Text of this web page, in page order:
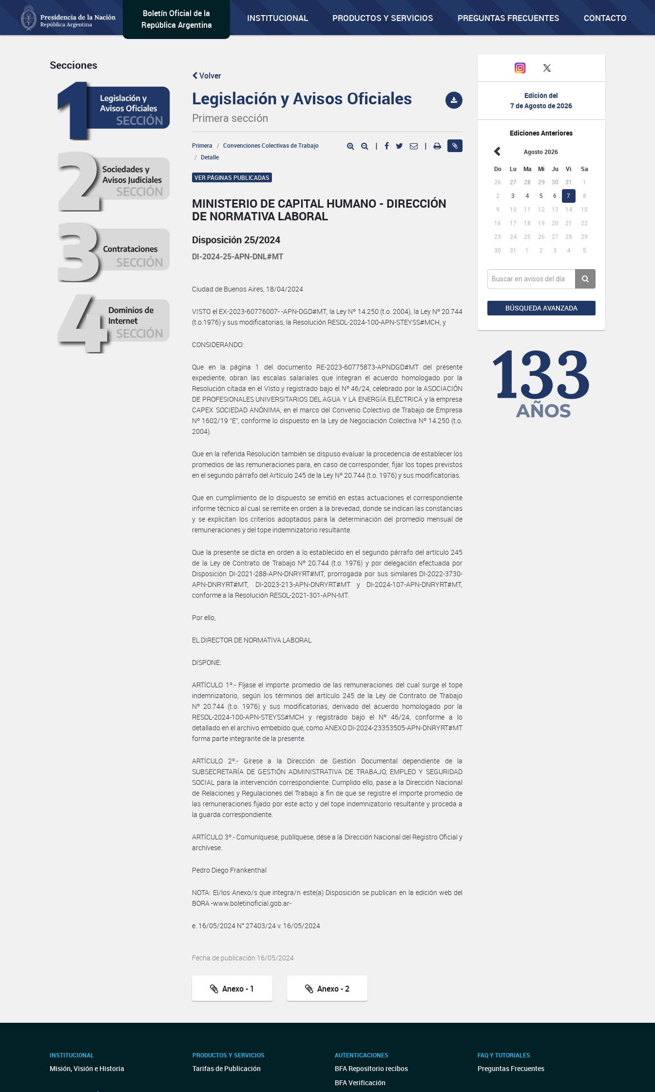
Boletín Oficial de la
República Argentina
INSTITUCIONAL PRODUCTOS Y SERVICIOS PREGUNTAS FRECUENTES CONTACTO
Edición del
7 de Agosto de 2026
Ediciones Anteriores
Agosto 2026
Do Lu Ma Mi Ju Vi Sa
26 27 28 29 30 31
1
2
3 4 5 6 7
8
9
10 11 12 13 14
15
16
17 18 19 20 21
22
23
24 25 26 27 28
29
30
31 1 2 3 4 5
BÚSQUEDA AVANZADA
Secciones
Volver
Legislación y Avisos Oficiales
Primera sección
Primera
Convenciones Colectivas de Trabajo
Detalle
| |
VER PÁGINAS PUBLICADAS
MINISTERIO DE CAPITAL HUMANO - DIRECCIÓN
DE NORMATIVA LABORAL
Disposición 25/2024
DI-2024-25-APN-DNL#MT
Ciudad de Buenos Aires, 18/04/2024
VISTO el EX-2023-60776007- -APN-DGD#MT, la Ley Nº 14.250 (t.o. 2004), la Ley Nº 20.744
(t.o.1976) y sus modificatorias, la Resolución RESOL-2024-100-APN-STEYSS#MCH, y
CONSIDERANDO:
Que en la página 1 del documento RE-2023-60775873-APNDGD#MT del presente
expediente, obran las escalas salariales que integran el acuerdo homologado por la
Resolución citada en el Visto y registrado bajo el Nº 46/24, celebrado por la ASOCIACIÓN
DE PROFESIONALES UNIVERSITARIOS DEL AGUA Y LA ENERGÍA ELÉCTRICA y la empresa
CAPEX SOCIEDAD ANÓNIMA, en el marco del Convenio Colectivo de Trabajo de Empresa
Nº 1602/19 “E”, conforme lo dispuesto en la Ley de Negociación Colectiva Nº 14.250 (t.o.
2004).
Que en la referida Resolución también se dispuso evaluar la procedencia de establecer los
promedios de las remuneraciones para, en caso de corresponder, fijar los topes previstos
en el segundo párrafo del Artículo 245 de la Ley Nº 20.744 (t.o. 1976) y sus modificatorias.
Que en cumplimiento de lo dispuesto se emitió en estas actuaciones el correspondiente
informe técnico al cual se remite en orden a la brevedad, donde se indican las constancias
y se explicitan los criterios adoptados para la determinación del promedio mensual de
remuneraciones y del tope indemnizatorio resultante.
Que la presente se dicta en orden a lo establecido en el segundo párrafo del artículo 245
de la Ley de Contrato de Trabajo Nº 20.744 (t.o. 1976) y por delegación efectuada por
Disposición DI-2021-288-APN-DNRYRT#MT, prorrogada por sus similares DI-2022-3730-
APN-DNRYRT#MT, DI-2023-213-APN-DNRYRT#MT y DI-2024-107-APN-DNRYRT#MT,
conforme a la Resolución RESOL-2021-301-APN-MT.
Por ello,
EL DIRECTOR DE NORMATIVA LABORAL
DISPONE:
ARTÍCULO 1º.- Fíjase el importe promedio de las remuneraciones del cual surge el tope
indemnizatorio, según los términos del artículo 245 de la Ley de Contrato de Trabajo
Nº 20.744 (t.o. 1976) y sus modificatorias, derivado del acuerdo homologado por la
RESOL-2024-100-APN-STEYSS#MCH y registrado bajo el Nº 46/24, conforme a lo
detallado en el archivo embebido que, como ANEXO DI-2024-23353505-APN-DNRYRT#MT
forma parte integrante de la presente.
ARTÍCULO 2º.- Gírese a la Dirección de Gestión Documental dependiente de la
SUBSECRETARÍA DE GESTIÓN ADMINISTRATIVA DE TRABAJO, EMPLEO Y SEGURIDAD
SOCIAL para la intervención correspondiente. Cumplido ello, pase a la Dirección Nacional
de Relaciones y Regulaciones del Trabajo a fin de que se registre el importe promedio de
las remuneraciones fijado por este acto y del tope indemnizatorio resultante y proceda a
la guarda correspondiente.
ARTÍCULO 3º.- Comuníquese, publíquese, dése a la Dirección Nacional del Registro Oficial y
archívese.
Pedro Diego Frankenthal
NOTA: El/los Anexo/s que integra/n este(a) Disposición se publican en la edición web del
BORA -www.boletinoficial.gob.ar-
e. 16/05/2024 N° 27403/24 v. 16/05/2024
Fecha de publicación 16/05/2024
Anexo - 1 Anexo - 2
INSTITUCIONAL
Misión, Visión e Historia
PRODUCTOS Y SERVICIOS
Tarifas de Publicación
AUTENTICACIONES
BFA Repositorio recibos
BFA Verificación
FAQ Y TUTORIALES
Preguntas Frecuentes